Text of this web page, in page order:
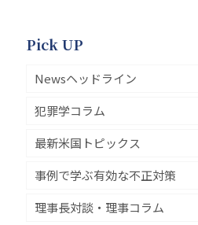
Pick UP
Newsヘッドライン
犯罪学コラム
最新米国トピックス
事例で学ぶ有効な不正対策
理事長対談・理事コラム